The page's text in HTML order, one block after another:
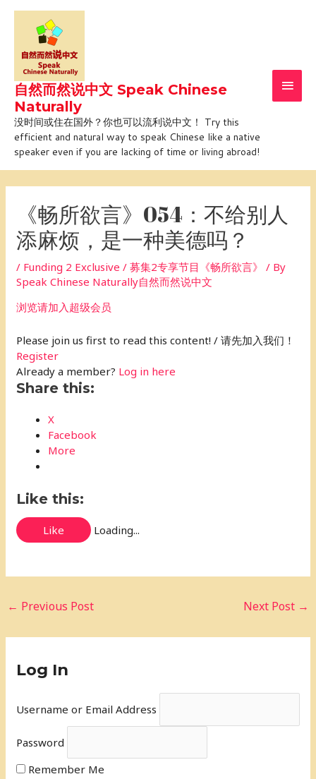
Skip
content
自然而然说中文 Speak Chinese
Naturally
没时间或住在国外？你也可以流利说中文！ Try this
efficient and natural way to speak Chinese like a native
speaker even if you are lacking of time or living abroad!
《畅所欲言》054：不给别人
添麻烦，是一种美德吗？
/ Funding 2 Exclusive / 募集2专享节目《畅所欲言》 / By
Speak Chinese Naturally自然而然说中文
浏览请加入超级会员
Please join us first to read this content! / 请先加入我们！
Register
Already a member? Log in here
Share this:
X
Facebook
More
Like this:
Like Loading...
← Previous Post Next Post →
Log In
Username or Email Address
Password
Remember Me